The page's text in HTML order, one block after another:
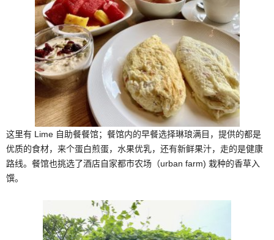
这里有 Lime 自助餐餐馆；餐馆内的早餐选择琳琅满目，提供的都是
优质的食材，来个蛋白煎蛋，水果优乳，还有新鲜果汁，走的是健康
路线。餐馆也挑选了酒店自家都市农场（urban farm) 栽种的香草入
馔。